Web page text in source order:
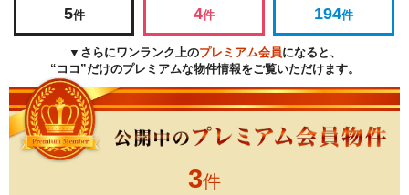
5件 4件 194件
▼さらにワンランク上のプレミアム会員になると、
“ココ”だけのプレミアムな物件情報をご覧いただけます。
3件